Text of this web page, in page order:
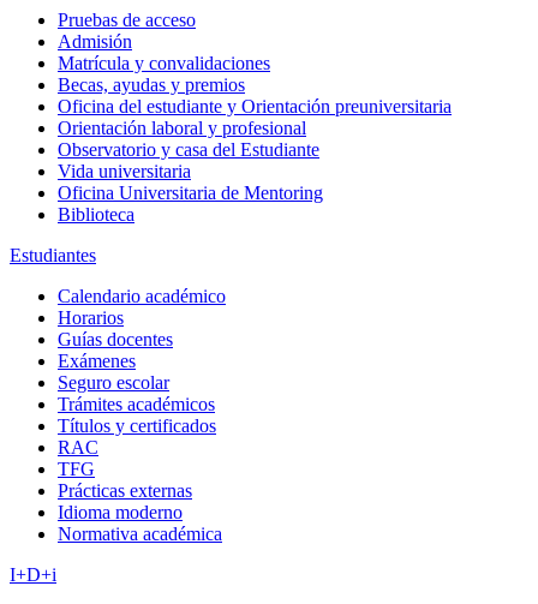
Pruebas de acceso
Admisión
Matrícula y convalidaciones
Becas, ayudas y premios
Oficina del estudiante y Orientación preuniversitaria
Orientación laboral y profesional
Observatorio y casa del Estudiante
Vida universitaria
Oficina Universitaria de Mentoring
Biblioteca
Estudiantes
Calendario académico
Horarios
Guías docentes
Exámenes
Seguro escolar
Trámites académicos
Títulos y certificados
RAC
TFG
Prácticas externas
Idioma moderno
Normativa académica
I+D+i